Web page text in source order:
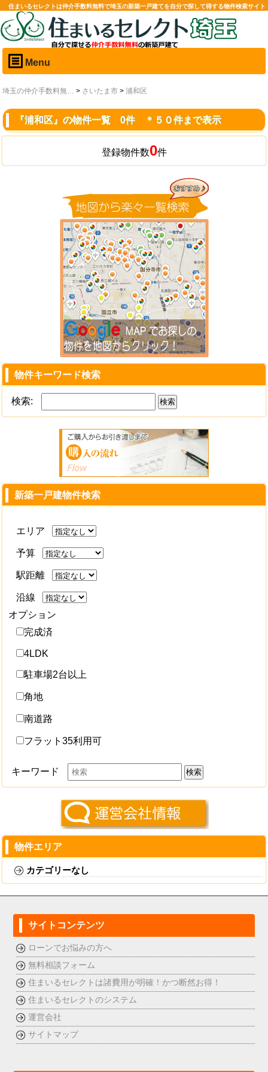
住まいるセレクトは仲介手数料無料で埼玉の新築一戸建てを自分で探して得する物件検索サイト
Menu
埼玉の仲介手数料無… > さいたま市 >浦和区
『浦和区』の物件一覧 0件 ＊５０件まで表示
登録物件数0件
物件キーワード検索
検索:
新築一戸建物件検索
エリア
予算
駅距離
沿線
オプション
完成済
4LDK
駐車場2台以上
角地
南道路
フラット35利用可
キーワード
物件エリア
カテゴリーなし
サイトコンテンツ
ローンでお悩みの方へ
無料相談フォーム
住まいるセレクトは諸費用が明確！かつ断然お得！
住まいるセレクトのシステム
運営会社
サイトマップ